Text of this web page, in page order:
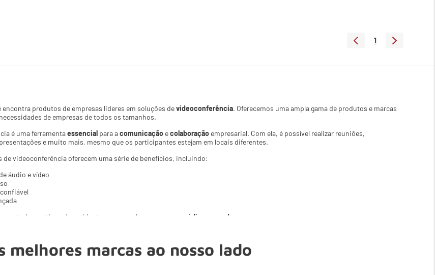
1
encontra produtos de empresas lideres em soluções devideoconferência. Oferecemos uma ampla gama de produtos e marcas
de empresas de todos os tamanhos.
é uma ferramentaessencial para acomunicação ecolaboração empresarial. Com ela, é possível realizar reuniões,
e muito mais, mesmo que os participantes estejam em locais diferentes.
de videoconferência oferecem uma série de benefícios, incluindo:
áudio e vídeo
todos os tipos de ambientes, como salas
médias grandes
melhores marcas ao nosso lado